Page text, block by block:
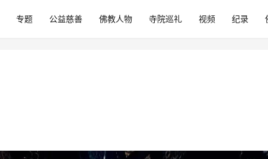
专题 公益慈善 佛教人物 寺院巡礼 视频 纪录